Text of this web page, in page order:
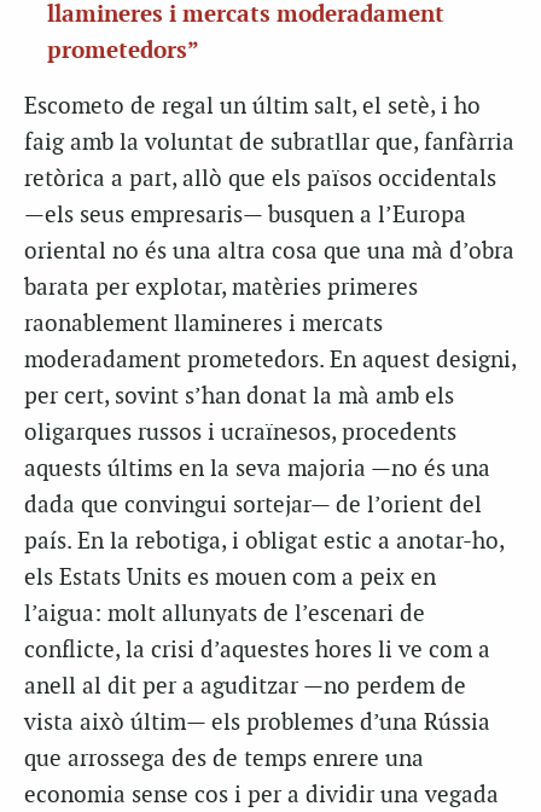
llamineres i mercats moderadament
prometedors”
Escometo de regal un últim salt, el setè, i ho
faig amb la voluntat de subratllar que, fanfàrria
retòrica a part, allò que els països occidentals
—els seus empresaris— busquen a l’Europa
oriental no és una altra cosa que una mà d’obra
barata per explotar, matèries primeres
raonablement llamineres i mercats
moderadament prometedors. En aquest designi,
per cert, sovint s’han donat la mà amb els
oligarques russos i ucraïnesos, procedents
aquests últims en la seva majoria —no és una
dada que convingui sortejar— de l’orient del
país. En la rebotiga, i obligat estic a anotar-ho,
els Estats Units es mouen com a peix en
l’aigua: molt allunyats de l’escenari de
conflicte, la crisi d’aquestes hores li ve com a
anell al dit per a aguditzar —no perdem de
vista això últim— els problemes d’una Rússia
que arrossega des de temps enrere una
economia sense cos i per a dividir una vegada